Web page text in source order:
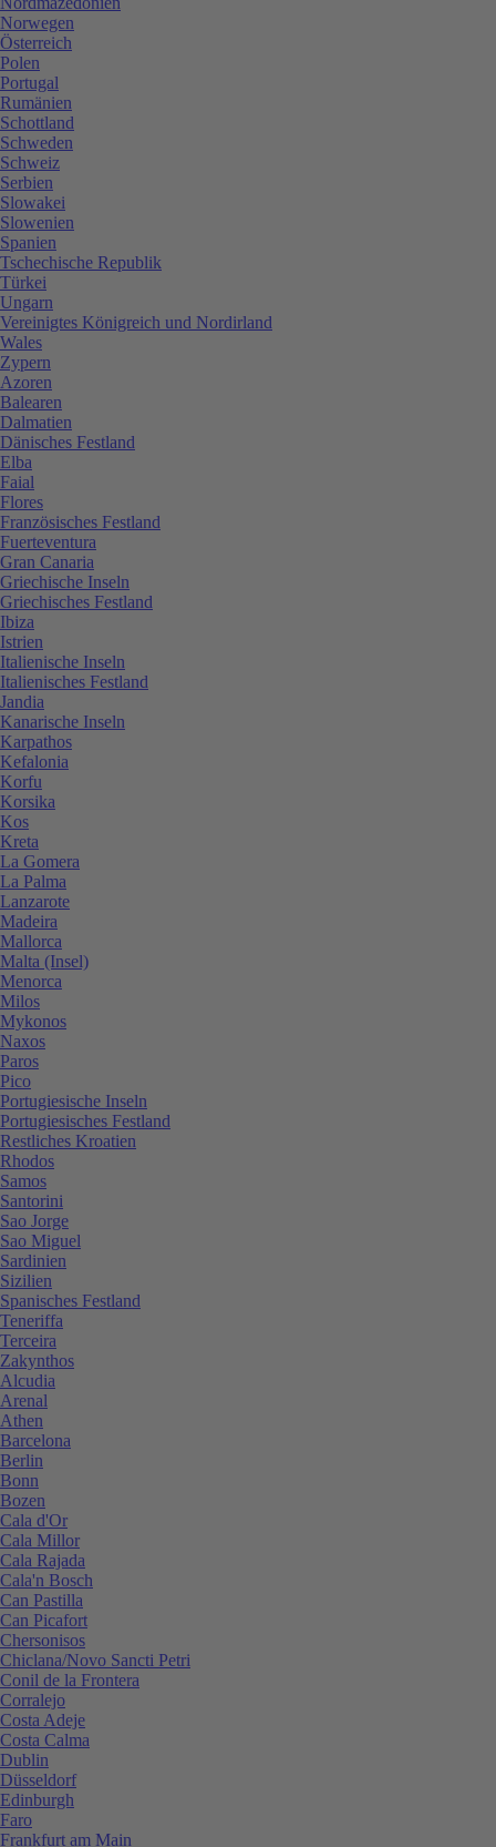
Norwegen
Österreich
Polen
Portugal
Rumänien
Schottland
Schweden
Schweiz
Serbien
Slowakei
Slowenien
Spanien
Tschechische Republik
Türkei
Ungarn
Vereinigtes Königreich und Nordirland
Wales
Zypern
Azoren
Balearen
Dalmatien
Dänisches Festland
Elba
Faial
Flores
Französisches Festland
Fuerteventura
Gran Canaria
Griechische Inseln
Griechisches Festland
Ibiza
Istrien
Italienische Inseln
Italienisches Festland
Jandia
Kanarische Inseln
Karpathos
Kefalonia
Korfu
Korsika
Kos
Kreta
La Gomera
La Palma
Lanzarote
Madeira
Mallorca
Malta (Insel)
Menorca
Milos
Mykonos
Naxos
Paros
Pico
Portugiesische Inseln
Portugiesisches Festland
Restliches Kroatien
Rhodos
Samos
Santorini
Sao Jorge
Sao Miguel
Sardinien
Sizilien
Spanisches Festland
Teneriffa
Terceira
Zakynthos
Alcudia
Arenal
Athen
Barcelona
Berlin
Bonn
Bozen
Cala d'Or
Cala Millor
Cala Rajada
Cala'n Bosch
Can Pastilla
Can Picafort
Chersonisos
Chiclana/Novo Sancti Petri
Conil de la Frontera
Corralejo
Costa Adeje
Costa Calma
Dublin
Düsseldorf
Edinburgh
Faro
Frankfurt am Main